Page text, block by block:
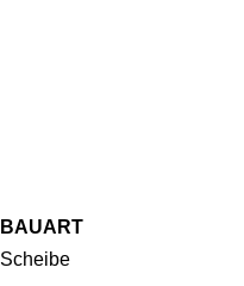
BAUART
Scheibe